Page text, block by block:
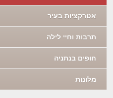
אטרקציות בעיר
תרבות וחיי לילה
חופים בנתניה
מלונות